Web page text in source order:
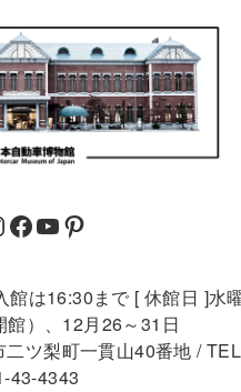
館は16:30まで [ 休館日 ]水
館）、12月26～31日
ツ梨町一貫山40番地 /
43-4343